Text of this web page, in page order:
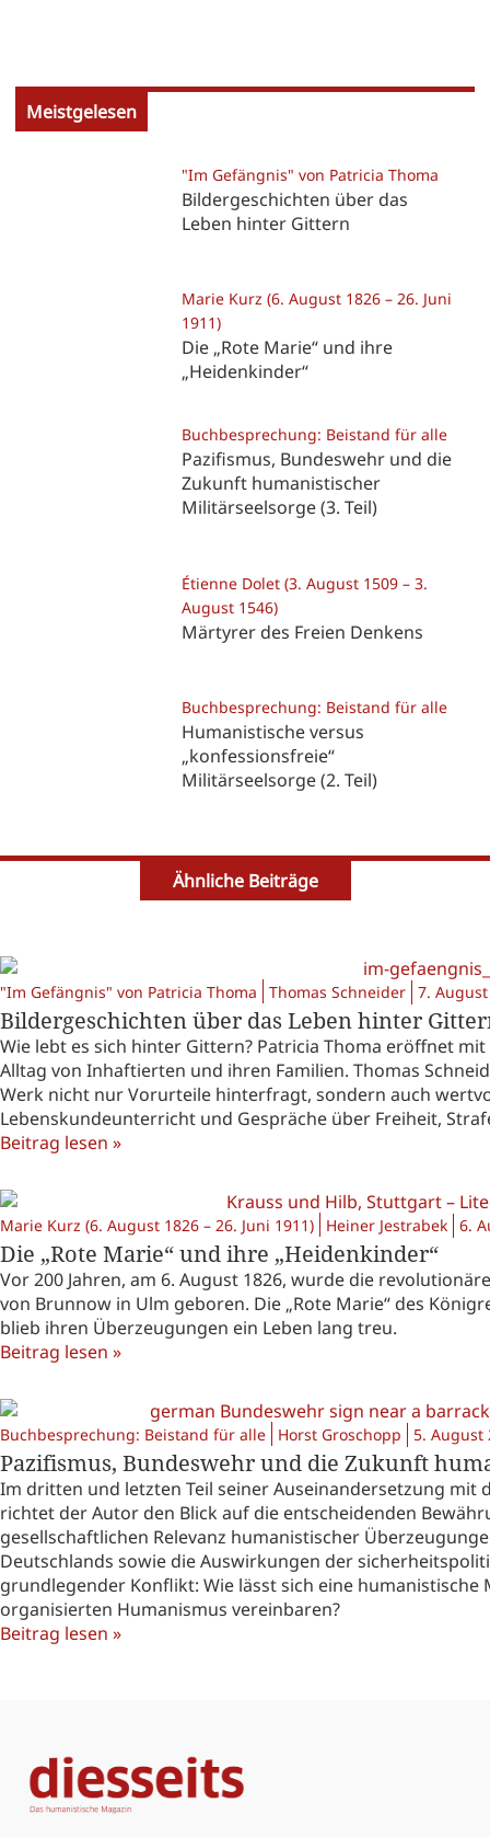
Meistgelesen
"Im Gefängnis" von Patricia Thoma
Bildergeschichten über das
Leben hinter Gittern
Marie Kurz (6. August 1826 – 26. Juni
1911)
Die „Rote Marie“ und ihre
„Heidenkinder“
Buchbesprechung: Beistand für alle
Pazifismus, Bundeswehr und die
Zukunft humanistischer
Militärseelsorge (3. Teil)
Étienne Dolet (3. August 1509 – 3.
August 1546)
Märtyrer des Freien Denkens
Buchbesprechung: Beistand für alle
Humanistische versus
„konfessionsfreie“
Militärseelsorge (2. Teil)
Ähnliche Beiträge
"Im Gefängnis" von Patricia Thoma Thomas Schneider 7.
Bildergeschichten über das Leben hinter
Wie lebt es sich hinter Gittern? Patricia Thoma eröffnet
Alltag von Inhaftierten und ihren Familien. Thomas
Werk nicht nur Vorurteile hinterfragt, sondern auch
Lebenskundeunterricht und Gespräche über Freiheit,
Beitrag lesen »
Marie Kurz (6. August 1826 – 26. Juni 1911) Heiner Jestrabek 6.
Die „Rote Marie“ und ihre „Heidenkinder“
Vor 200 Jahren, am 6. August 1826, wurde die
von Brunnow in Ulm geboren. Die „Rote Marie“ des
blieb ihren Überzeugungen ein Leben lang treu.
Beitrag lesen »
Buchbesprechung: Beistand für alle Horst Groschopp 5. August
Pazifismus, Bundeswehr und die Zukunft
Im dritten und letzten Teil seiner Auseinandersetzung
richtet der Autor den Blick auf die entscheidenden
gesellschaftlichen Relevanz humanistischer
Deutschlands sowie die Auswirkungen der
grundlegender Konflikt: Wie lässt sich eine
organisierten Humanismus vereinbaren?
Beitrag lesen »